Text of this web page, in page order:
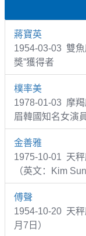
蔣寶英
1954-03-03 雙
獎”獲得者
樸率美
1978-01-03 摩
眉韓國知名女演員
金善雅
1975-10-01 天
（英文：Kim Sun
傅聲
1954-10-20 天
月7日）